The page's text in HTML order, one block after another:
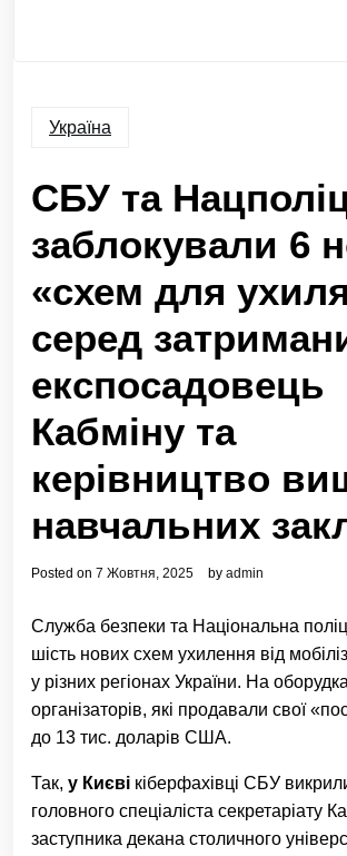
Україна
СБУ та
заблокували 6
«схем для
серед
експосадовець
Кабміну та
керівництво
навчальних
Posted on 7 Жовтня, 2025 by admin
Служба безпеки та Національна
шість нових схем ухилення від
у різних регіонах України. На
організаторів, які продавали свої
до 13 тис. доларів США.
Так, у Києві кіберфахівці СБУ
головного спеціаліста секретаріату
заступника декана столичного